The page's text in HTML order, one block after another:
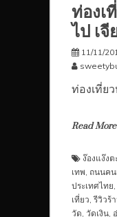
ท่องเ
ไป เ
11/11/
ท่องเที่ย
Read More
ง๊องแง๊ง
เทพ ถนนคน
ประเทศไทย
เที่ยว ,รีวิวร้
วัด วัดเงิน